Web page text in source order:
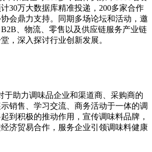
30万大数据库精准投递， 200多家合作
会鼎力支持。同期多场论坛和活动，邀
B2B 、物流、零售以及供应链服务产业链
，深入探讨行业创新发展。
于助力调味品企业和渠道商、采购商的
销售、学习交流、商务活动于一体的调
到积极的推动作用，宣传调味料品牌，
济贸易合作，服务企业引领调味料健康